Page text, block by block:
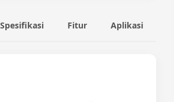
Spesifikasi Fitur Aplikasi